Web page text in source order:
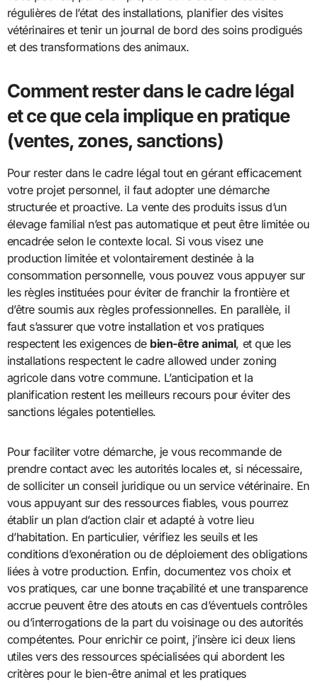
régulières de l’état des installations, planifier des visites
vétérinaires et tenir un journal de bord des soins prodigués
et des transformations des animaux.
Comment rester dans le cadre légal
et ce que cela implique en pratique
(ventes, zones, sanctions)
Pour rester dans le cadre légal tout en gérant efficacement
votre projet personnel, il faut adopter une démarche
structurée et proactive. La vente des produits issus d’un
élevage familial n’est pas automatique et peut être limitée ou
encadrée selon le contexte local. Si vous visez une
production limitée et volontairement destinée à la
consommation personnelle, vous pouvez vous appuyer sur
les règles instituées pour éviter de franchir la frontière et
d’être soumis aux règles professionnelles. En parallèle, il
faut s’assurer que votre installation et vos pratiques
respectent les exigences de bien-être animal, et que les
installations respectent le cadre allowed under zoning
agricole dans votre commune. L’anticipation et la
planification restent les meilleurs recours pour éviter des
sanctions légales potentielles.
Pour faciliter votre démarche, je vous recommande de
prendre contact avec les autorités locales et, si nécessaire,
de solliciter un conseil juridique ou un service vétérinaire. En
vous appuyant sur des ressources fiables, vous pourrez
établir un plan d’action clair et adapté à votre lieu
d’habitation. En particulier, vérifiez les seuils et les
conditions d’exonération ou de déploiement des obligations
liées à votre production. Enfin, documentez vos choix et
vos pratiques, car une bonne traçabilité et une transparence
accrue peuvent être des atouts en cas d’éventuels contrôles
ou d’interrogations de la part du voisinage ou des autorités
compétentes. Pour enrichir ce point, j’insère ici deux liens
utiles vers des ressources spécialisées qui abordent les
critères pour le bien-être animal et les pratiques